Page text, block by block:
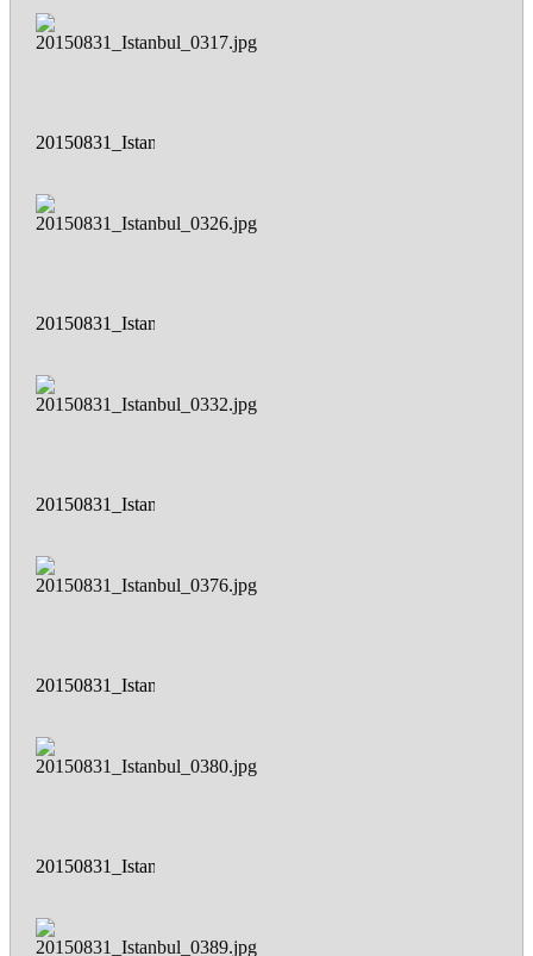
20150831_Istanbul_0317.jpg
20150831_Istanbul_0326.jpg
20150831_Istanbul_0332.jpg
20150831_Istanbul_0376.jpg
20150831_Istanbul_0380.jpg